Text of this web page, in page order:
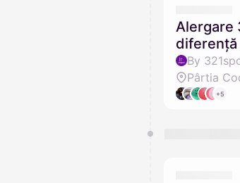
Alergare
By
Pârtia
+5